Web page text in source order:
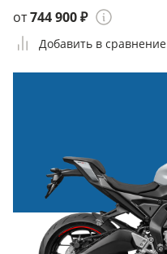
от744 900 ₽
Добавить в сравнение